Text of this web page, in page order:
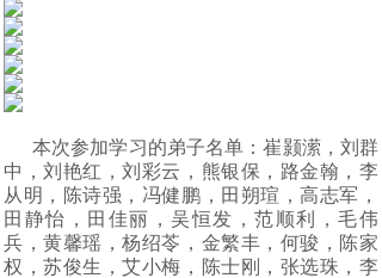
本次参加学习的弟子名单：崔颢潆，刘群
中，刘艳红，刘彩云，熊银保，路金翰，李
从明，陈诗强，冯健鹏，田朔瑄，高志军，
田静怡，田佳丽，吴恒发，范顺利，毛伟
兵，黄馨瑶，杨绍苓，金繁丰，何骏，陈家
权，苏俊生，艾小梅，陈士刚，张选珠，李